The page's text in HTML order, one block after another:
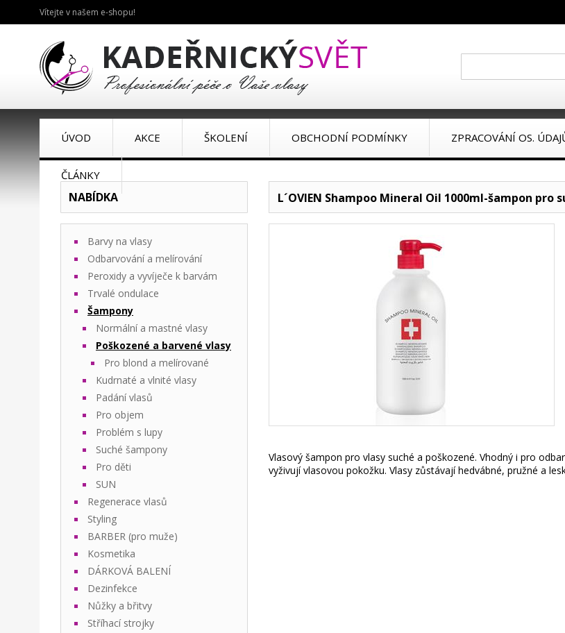
Vítejte v našem e-shopu!
ÚVOD AKCE ŠKOLENÍ OBCHODNÍ PODMÍNKY ZPRACOVÁNÍ OS.
ČLÁNKY
NABÍDKA
Barvy na vlasy
Odbarvování a melírování
Peroxidy a vyvíječe k barvám
Trvalé ondulace
Šampony
Normální a mastné vlasy
Poškozené a barvené vlasy
Pro blond a melírované
Kudrnaté a vlnité vlasy
Padání vlasů
Pro objem
Problém s lupy
Suché šampony
Pro děti
SUN
Regenerace vlasů
Styling
BARBER (pro muže)
Kosmetika
DÁRKOVÁ BALENÍ
Dezinfekce
Nůžky a břitvy
Stříhací strojky
L´OVIEN Shampoo Mineral Oil 1000ml-šampon pro
Vlasový šampon pro vlasy suché a poškozené. Vhodný i pro
vyživují vlasovou pokožku. Vlasy zůstávají hedvábné, pružné a